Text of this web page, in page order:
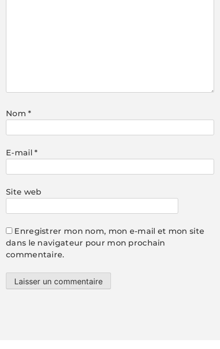
Nom*
E-mail*
Site web
Enregistrer mon nom, mon e-mail et mon site
dans le navigateur pour mon prochain
commentaire.